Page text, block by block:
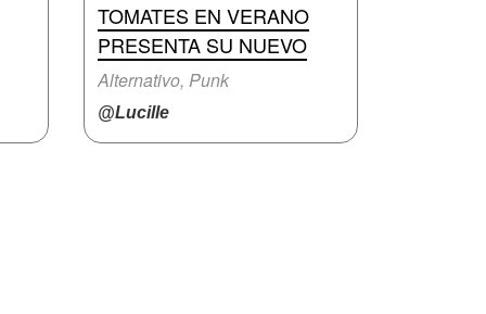
TOMATES EN VERANO
PRESENTA SU NUEVO
Alternativo, Punk
@Lucille